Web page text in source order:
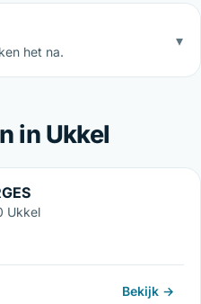
het na.
▾
in Ukkel
Ukkel
Bekijk →